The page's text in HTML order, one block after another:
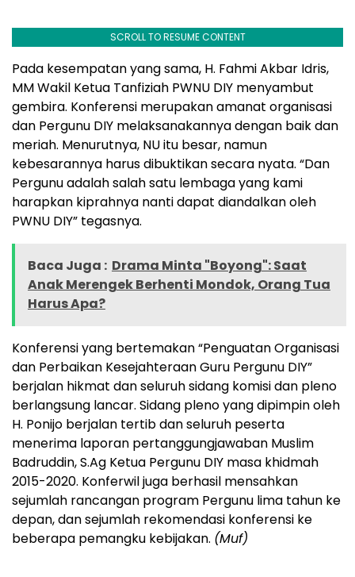
SCROLL TO RESUME CONTENT
Pada kesempatan yang sama, H. Fahmi Akbar Idris,
MM Wakil Ketua Tanfiziah PWNU DIY menyambut
gembira. Konferensi merupakan amanat organisasi
dan Pergunu DIY melaksanakannya dengan baik dan
meriah. Menurutnya, NU itu besar, namun
kebesarannya harus dibuktikan secara nyata. “Dan
Pergunu adalah salah satu lembaga yang kami
harapkan kiprahnya nanti dapat diandalkan oleh
PWNU DIY” tegasnya.
Baca Juga : Drama Minta "Boyong": Saat
Anak Merengek Berhenti Mondok, Orang Tua
Harus Apa?
Konferensi yang bertemakan “Penguatan Organisasi
dan Perbaikan Kesejahteraan Guru Pergunu DIY”
berjalan hikmat dan seluruh sidang komisi dan pleno
berlangsung lancar. Sidang pleno yang dipimpin oleh
H. Ponijo berjalan tertib dan seluruh peserta
menerima laporan pertanggungjawaban Muslim
Badruddin, S.Ag Ketua Pergunu DIY masa khidmah
2015-2020. Konferwil juga berhasil mensahkan
sejumlah rancangan program Pergunu lima tahun ke
depan, dan sejumlah rekomendasi konferensi ke
beberapa pemangku kebijakan. (Muf)